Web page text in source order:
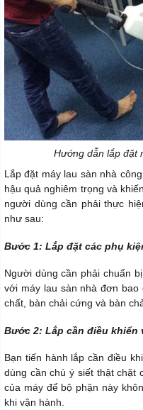
Hướng dẫn lắp đặt
Lắp đặt máy lau sàn nhà
hậu quả nghiêm trọng và
người dùng cần phải thực
như sau:
Bước 1: Lắp đặt các phụ
Người dùng cần phải chuẩn
với máy lau sàn nhà đơn bao
chất, bàn chải cứng và bàn
Bước 2: Lắp cần điều khiển
Bạn tiến hành lắp cần điều
dùng cần chú ý siết thật chặt
của máy để bộ phận này
khi vận hành.